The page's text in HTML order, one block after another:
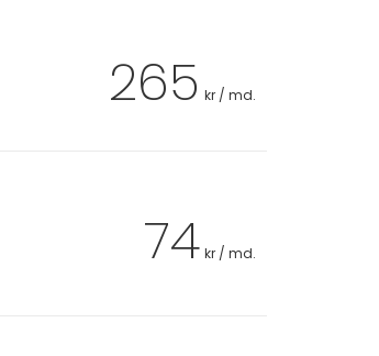
265 kr / md.
74 kr / md.